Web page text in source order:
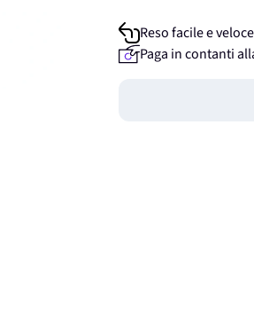
Reso facile e veloce
Paga in contanti